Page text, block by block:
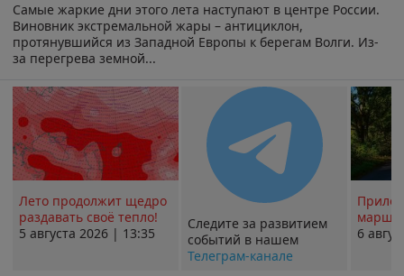
Самые жаркие дни этого лета наступают в центре России.
Виновник экстремальной жары – антициклон,
протянувшийся из Западной Европы к берегам Волги. Из-
за перегрева земной...
Лето продолжит щедро
раздавать своё тепло!
5 августа 2026 | 13:35
Следите за развитием
событий в нашем
Телеграм-канале
6